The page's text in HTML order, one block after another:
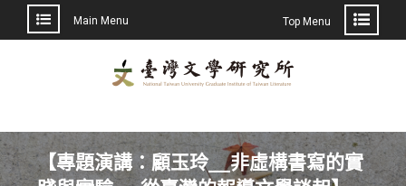
Main Menu Top Menu
【專題演講：顧玉玲__非虛構書寫的實